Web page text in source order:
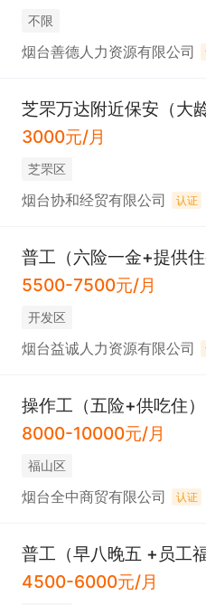
不限
烟台善德人力资源有限公司
芝罘万达附近保安（大
3000元/月
芝罘区
烟台协和经贸有限公司 认证
普工（六险一金+提供
5500-7500元/月
开发区
烟台益诚人力资源有限公司
操作工（五险+供吃住）
8000-10000元/月
福山区
烟台全中商贸有限公司 认证
普工（早八晚五 +员工福
4500-6000元/月